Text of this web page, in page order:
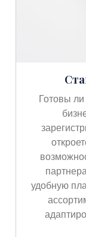
Готовы
удобную